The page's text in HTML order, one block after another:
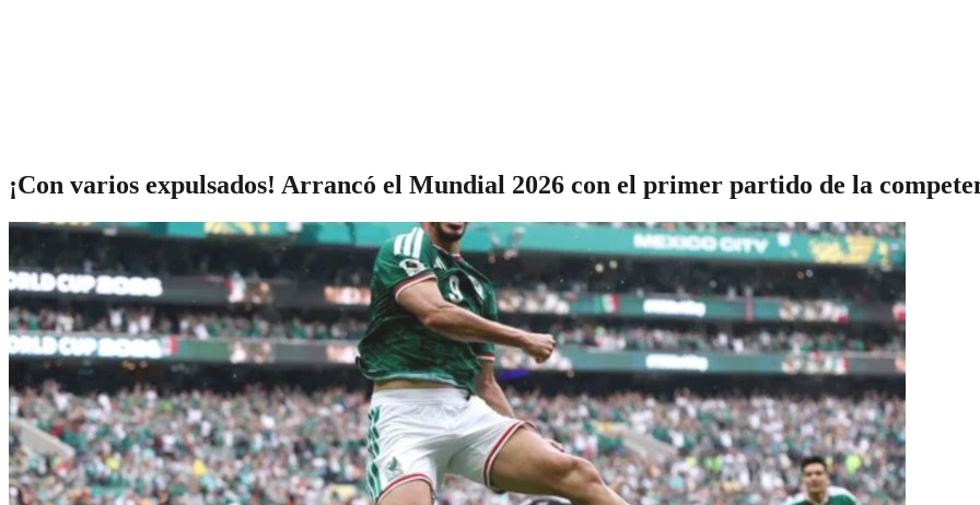
¡Con varios expulsados! Arrancó el Mundial 2026 con el primer partido de la